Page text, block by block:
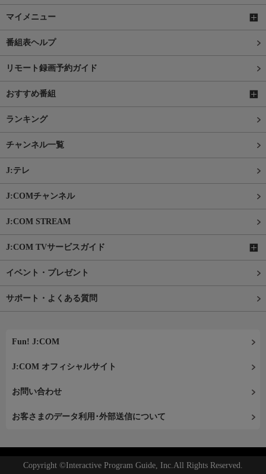
マイメニュー
番組表ヘルプ
リモート録画予約ガイド
おすすめ番組
ランキング
チャンネル一覧
J:テレ
J:COMチャンネル
J:COM STREAM
J:COM TVサービスガイド
イベント・プレゼント
サポート・よくある質問
Fun! J:COM
J:COM オフィシャルサイト
お問い合わせ
お客さまのデータ利用･外部送信について
Copyright ©Interactive Program Guide, Inc.All Rights Reserved.